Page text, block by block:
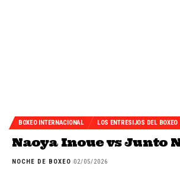
BOXEO INTERNACIONAL LOS ENTRESIJOS DEL BOXEO
Naoya Inoue vs Junto
NOCHE DE BOXEO 02/05/2026